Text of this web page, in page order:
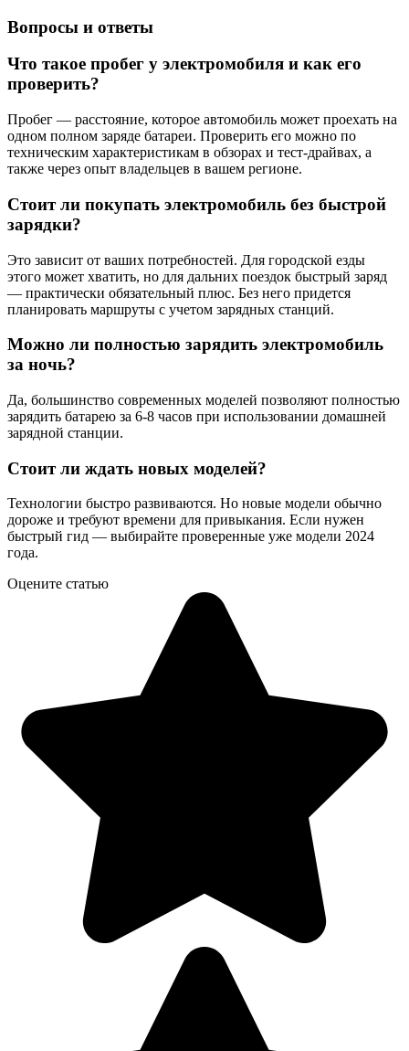
Вопросы и ответы
Что такое пробег у электромобиля и как его
проверить?
Пробег — расстояние, которое автомобиль может проехать на
одном полном заряде батареи. Проверить его можно по
техническим характеристикам в обзорах и тест-драйвах, а
также через опыт владельцев в вашем регионе.
Стоит ли покупать электромобиль без быстрой
зарядки?
Это зависит от ваших потребностей. Для городской езды
этого может хватить, но для дальних поездок быстрый заряд
— практически обязательный плюс. Без него придется
планировать маршруты с учетом зарядных станций.
Можно ли полностью зарядить электромобиль
за ночь?
Да, большинство современных моделей позволяют полностью
зарядить батарею за 6-8 часов при использовании домашней
зарядной станции.
Стоит ли ждать новых моделей?
Технологии быстро развиваются. Но новые модели обычно
дороже и требуют времени для привыкания. Если нужен
быстрый гид — выбирайте проверенные уже модели 2024
года.
Оцените статью